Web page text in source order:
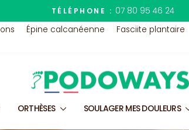
Diaporama
Pause
TÉLÉPHONE : 07 80 95 46 24
Épine calcanéenne Fasciite plantaire
ORTHÈSES SOULAGER MES DOULEURS